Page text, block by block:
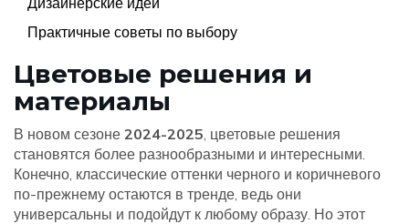
Практичные советы по выбору
Цветовые решения и
материалы
В новом сезоне 2024-2025, цветовые решения
становятся более разнообразными и интересными.
Конечно, классические оттенки черного и коричневого
по-прежнему остаются в тренде, ведь они
универсальны и подойдут к любому образу. Но этот